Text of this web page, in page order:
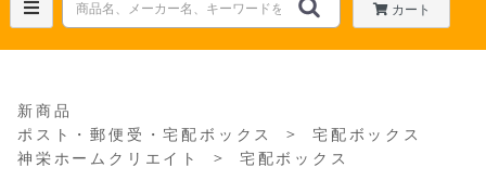
カート
新商品
ポスト・郵便受・宅配ボックス
＞
宅配ボックス
神栄ホームクリエイト
＞ 宅配ボックス